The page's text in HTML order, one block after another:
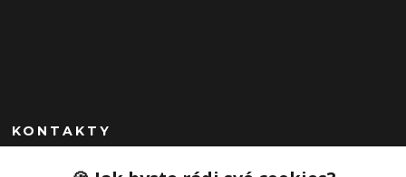
KONTAKTY
+420 725 045 865